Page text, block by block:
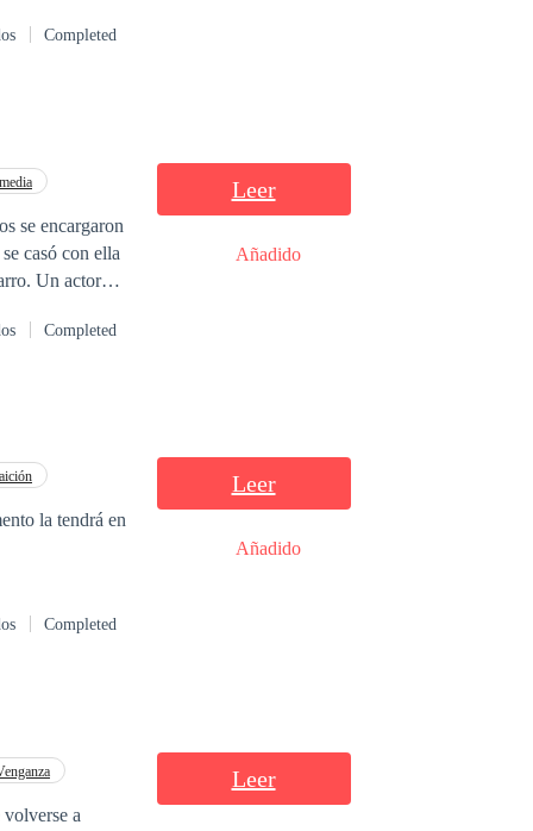
Completed
se encargaron
casó con ella
Un actor
BDA
imposible de
Completed
Leer
Añadido
Completed
Leer
Añadido
a
Leer